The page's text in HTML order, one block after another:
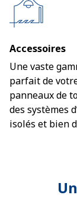
Accessoires
Une vaste
parfait de
panneaux de
des systèmes
isolés et bien